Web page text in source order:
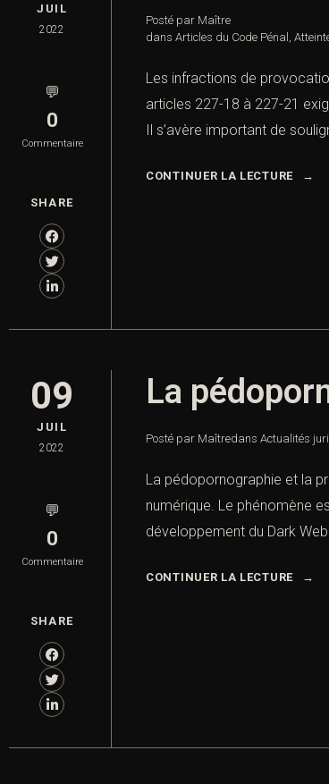
JUIL
2022
💬
0
Commentaire
SHARE
Posté par Maître
dans Articles du Code Pénal ,
Les infractions de
articles 227-18 à 227-21
Il s’avère important de
CONTINUER LA LECTURE
09
JUIL
2022
💬
0
Commentaire
SHARE
La
Posté par Maîtredans Actualités
La pédopornographie et la
numérique. Le phénomène
développement du Dark
CONTINUER LA LECTURE